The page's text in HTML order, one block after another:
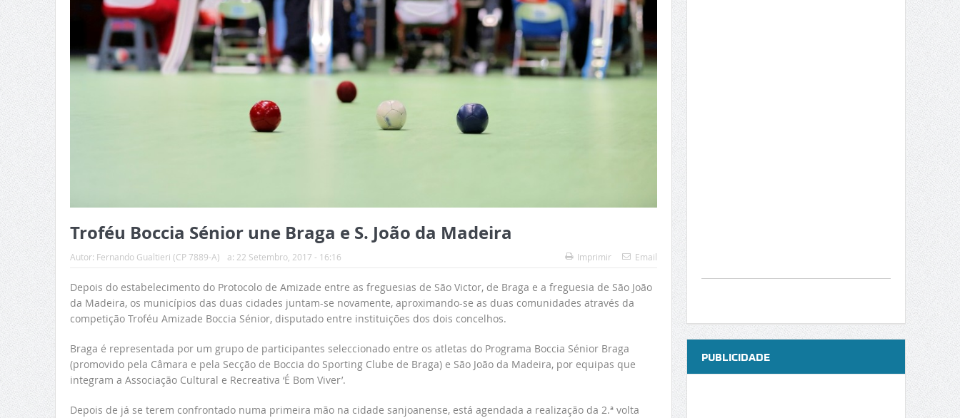
Troféu Boccia Sénior une Braga e S. João da Madeira
Autor: Fernando Gualtieri (CP 7889-A) a: 22 Setembro, 2017 - 16:16 Imprimir Email
Depois do estabelecimento do Protocolo de Amizade entre as freguesias de São Victor, de Braga e a freguesia de São João
da Madeira, os municípios das duas cidades juntam-se novamente, aproximando-se as duas comunidades através da
competição Troféu Amizade Boccia Sénior, disputado entre instituições dos dois concelhos.
Braga é representada por um grupo de participantes seleccionado entre os atletas do Programa Boccia Sénior Braga
(promovido pela Câmara e pela Secção de Boccia do Sporting Clube de Braga) e São João da Madeira, por equipas que
integram a Associação Cultural e Recreativa ‘É Bom Viver’.
Depois de já se terem confrontado numa primeira mão na cidade sanjoanense, está agendada a realização da 2.ª volta
PUBLICIDADE